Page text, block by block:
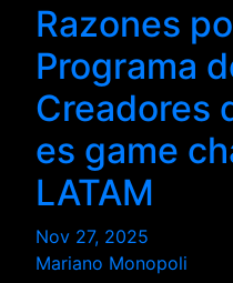
Razones
Programa
Creadores
es game
LATAM
Nov 27, 2025
Mariano Monopoli